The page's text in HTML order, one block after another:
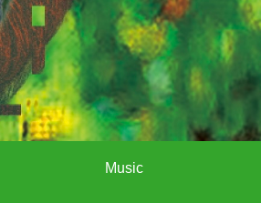
Music